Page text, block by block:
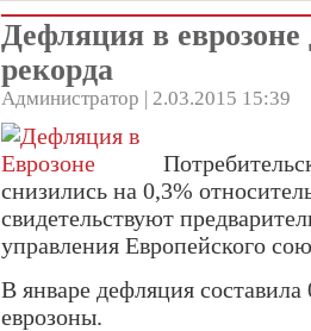
Дефляция в еврозоне
рекорда
Администратор | 2.03.2015 15:39
снизились на 0,3%
свидетельствуют
управления Европейского
В январе дефляция
еврозоны.